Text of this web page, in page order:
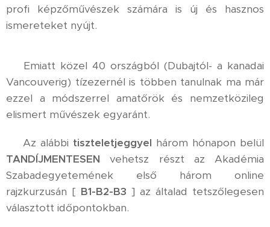
profi képzőművészek számára is új és hasznos
ismereteket nyújt.
⚜️ Emiatt közel 40 országból (Dubajtól- a kanadai
Vancouverig) tízezernél is többen tanulnak ma már
ezzel a módszerrel amatőrök és nemzetközileg
elismert művészek egyaránt.
⚜️ Az alábbi tiszteletjeggyel három hónapon belül
TANDÍJMENTESENvehetsz részt az Akadémia
Szabadegyetemének első három online
rajzkurzusán [ B1-B2-B3 ] az általad tetszőlegesen
választott időpontokban.